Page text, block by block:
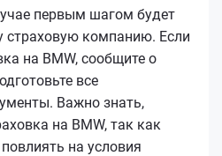
первым шагом будет
страховую компанию. Если
на BMW, сообщите о
все
Важно знать,
на BMW, так как
на условия